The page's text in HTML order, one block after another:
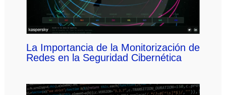
La Importancia de la Monitorización de
Redes en la Seguridad Cibernética